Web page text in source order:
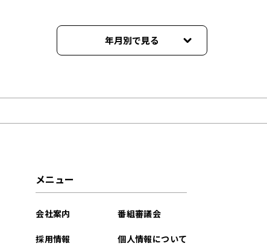
年月別で見る
メニュー
会社案内
採用情報
番組審議会
個人情報について